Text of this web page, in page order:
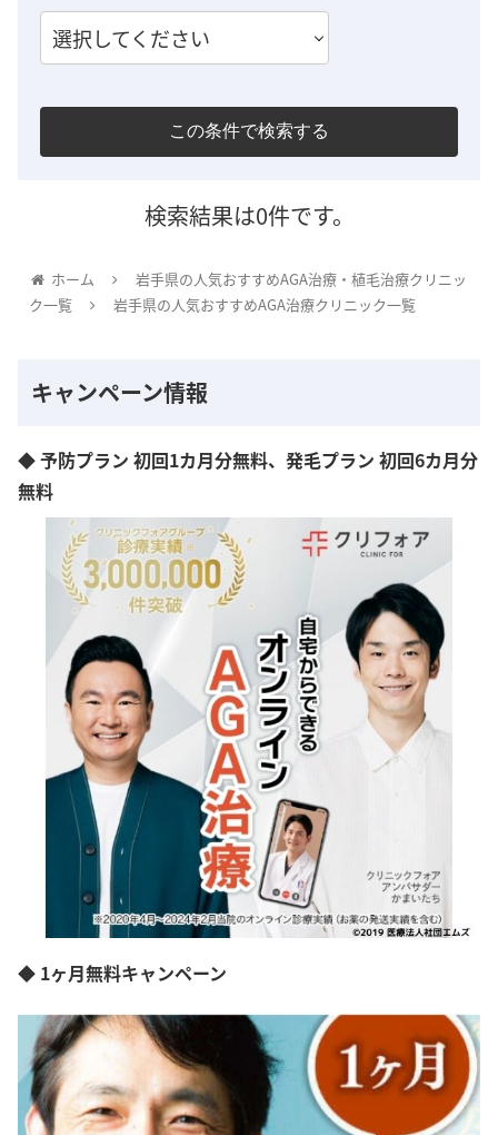
選択してください
この条件で検索する
検索結果は0件です。
ホーム
岩手県の人気おすすめAGA治療・植毛治療クリニッ
ク一覧
岩手県の人気おすすめAGA治療クリニック一覧
キャンペーン情報
◆ 予防プラン 初回1カ月分無料、発毛プラン 初回6カ月分
無料
◆ 1ヶ月無料キャンペーン